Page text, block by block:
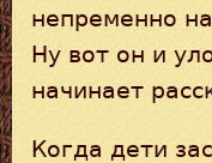
непременно
Ну вот он и
начинает
Когда дети